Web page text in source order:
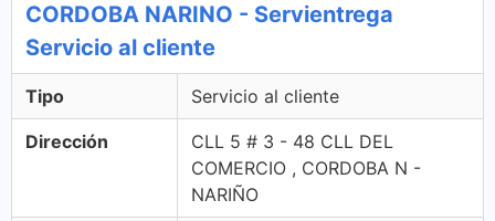
CORDOBA NARINO - Servientrega
Servicio al cliente
Tipo Servicio al cliente
Dirección
CLL 5 # 3 - 48 CLL DEL
COMERCIO , CORDOBA N -
NARIÑO